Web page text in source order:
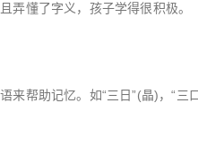
弄懂了字义，孩子学得很积极。
帮助记忆。如“三日”(晶)，“三